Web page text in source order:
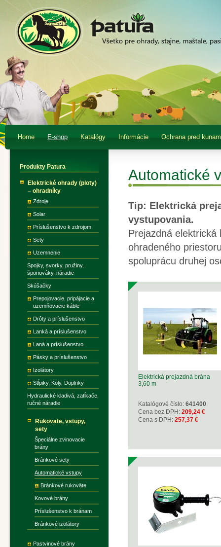
Home E-shop Katalógy Informácie Ochrana pred
Produkty Patura
Elektrické ohrady (ploty)
– ohradníky
Zdroje
Solar
Príslušenstvo k zdrojom
Sety
Uzemnenie
Spojky, svorky, pružiny,
šponováky, náradie
Skúšačky
Prepojovacie, pripájacie a
uzemňovacie káble
Drôty a príslušenstvo
Lanká a príslušenstvo
Laná a príslušenstvo
Pásky a príslušenstvo
Izolátory
Stĺpiky, Koly, Doplnky
Hydraulické kladivá, zatĺkače,
ručné náradie
Rukoväte, vstupy,
sety
Špeciálne zvinovacie
brány
Bránkové sety
Automatické vstupy
Bránkové rukoväte
Kovové brány
Príslušenstvo k bránam
Bránkové izolátory
Pastvinové brány
Automatické
Tip: Elektrická
vystupovania.
Prejazdná
ohradeného
spoluprácu druhej
Elektrická prejazdná brána
3,60 m
Katalógové číslo: 641400
Cena bez DPH: 209,24 €
Cena s DPH: 257,37 €